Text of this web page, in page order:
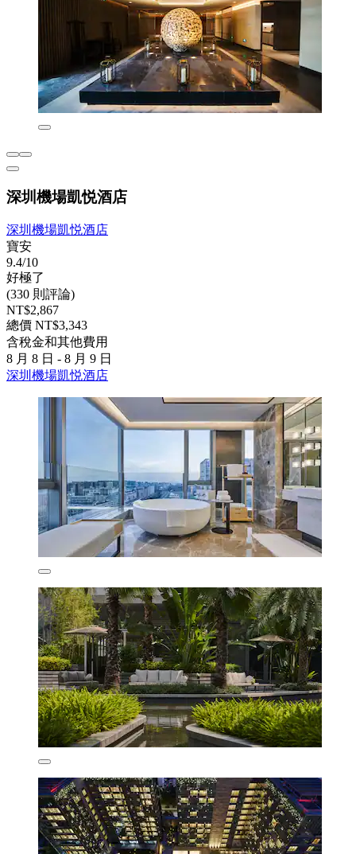
深圳機場凱悦酒店
深圳機場凱悦酒店
寶安
9.4/10
好極了
(330 則評論)
NT$2,867
總價 NT$3,343
含稅金和其他費用
8 月 8 日 - 8 月 9 日
深圳機場凱悦酒店